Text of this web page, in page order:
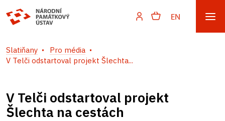
EN
Slatiňany
Pro média
V Telči odstartoval projekt Šlechta...
V Telči odstartoval projekt
Šlechta na cestách